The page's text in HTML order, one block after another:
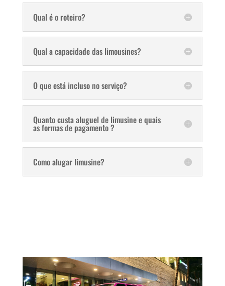
Qual é o roteiro?
Qual a capacidade das limousines?
O que está incluso no serviço?
Quanto custa aluguel de limusine e quais
as formas de pagamento ?
Como alugar limusine?